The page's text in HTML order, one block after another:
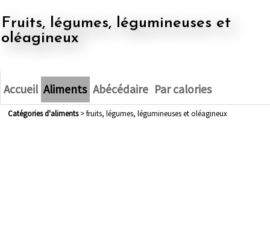
fruits, légumes, légumineuses et
oléagineux
Accueil Aliments Abécédaire Par calories
Catégories d'aliments> fruits, légumes, légumineuses et oléagineux